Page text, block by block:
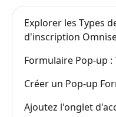
Explorer les Types
d'inscription
Formulaire Pop-up
Créer un Pop-up
Ajoutez l'onglet